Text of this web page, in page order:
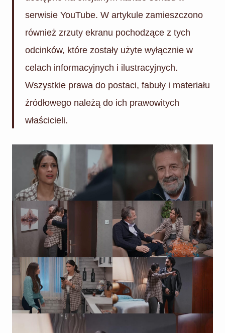
serwisie YouTube. W artykule zamieszczono
również zrzuty ekranu pochodzące z tych
odcinków, które zostały użyte wyłącznie w
celach informacyjnych i ilustracyjnych.
Wszystkie prawa do postaci, fabuły i materiału
źródłowego należą do ich prawowitych
właścicieli.